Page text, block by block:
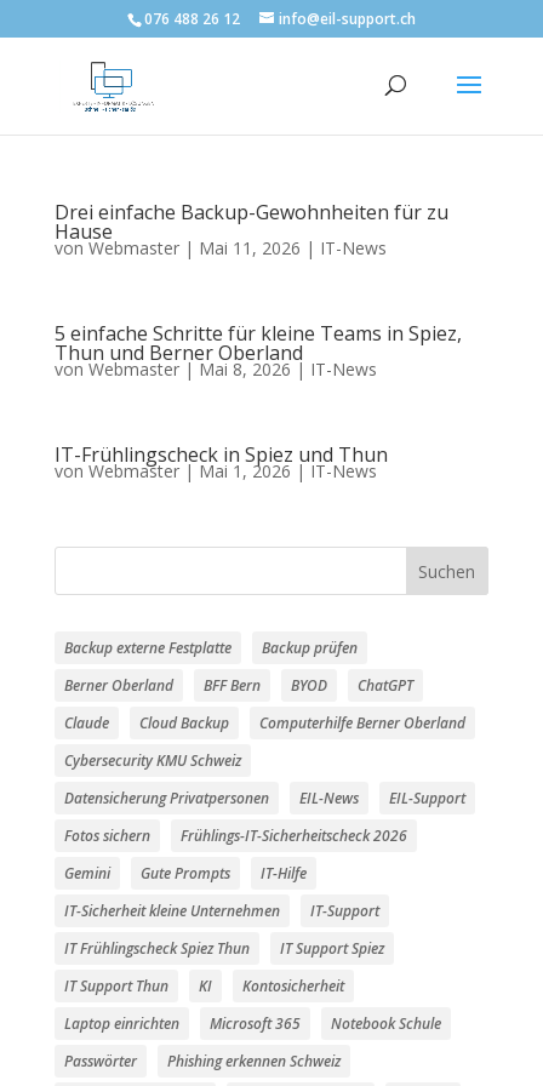
076 488 26 12 info@eil-support.ch
Drei einfache Backup-Gewohnheiten für zu
Hause
von Webmaster| Mai 11, 2026 | IT-News
5 einfache Schritte für kleine Teams in Spiez,
Thun und Berner Oberland
von Webmaster| Mai 8, 2026 | IT-News
IT-Frühlingscheck in Spiez und Thun
von Webmaster| Mai 1, 2026 | IT-News
Suchen
Backup externe Festplatte
Backup prüfen
Berner Oberland
BFF Bern BYOD
ChatGPT
Claude
Cloud Backup
Computerhilfe Berner Oberland
Cybersecurity KMU Schweiz
Datensicherung Privatpersonen
EIL-News
EIL-Support
Fotos sichern
Frühlings-IT-Sicherheitscheck 2026
Gemini
Gute Prompts
IT-Hilfe
IT-Sicherheit kleine Unternehmen
IT-Support
IT Frühlingscheck Spiez Thun
IT Support Spiez
IT Support Thun
KI
Kontosicherheit
Laptop einrichten
Microsoft 365
Notebook Schule
Passwörter
Phishing erkennen Schweiz